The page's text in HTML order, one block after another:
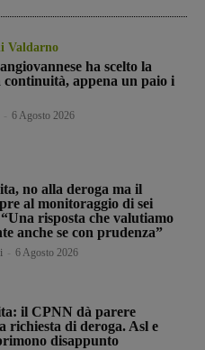
Valdarno
ha scelto la
continuità, appena un paio i
6 Agosto 2026
no alla deroga ma il
al monitoraggio di sei
risposta che valutiamo
anche se con prudenza”
6 Agosto 2026
il CPNN dà parere
richiesta di deroga. Asl e
disappunto